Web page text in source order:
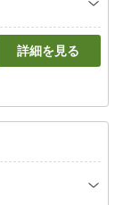
詳細を見る